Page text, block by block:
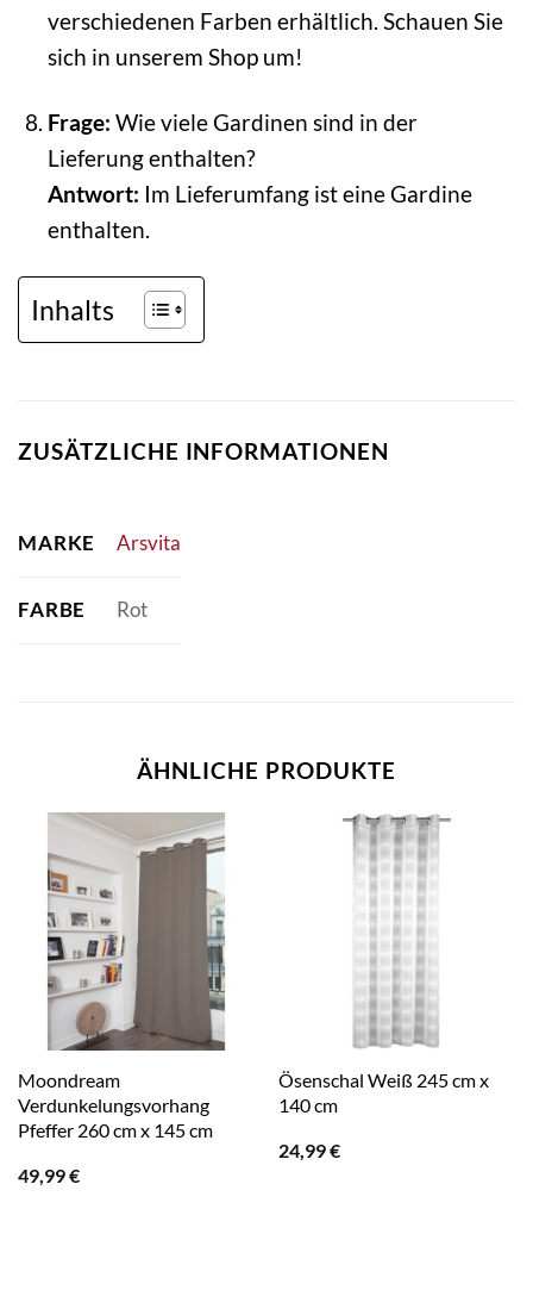
verschiedenen Farben erhältlich. Schauen Sie
sich in unserem Shop um!
Frage: Wie viele Gardinen sind in der
Lieferung enthalten?
Antwort: Im Lieferumfang ist eine Gardine
enthalten.
Inhalts
ZUSÄTZLICHE INFORMATIONEN
MARKE Arsvita
FARBE Rot
ÄHNLICHE PRODUKTE
Moondream
Verdunkelungsvorhang
Pfeffer 260 cm x 145 cm
49,99€
Ösenschal Weiß 245 cm x
140 cm
24,99€